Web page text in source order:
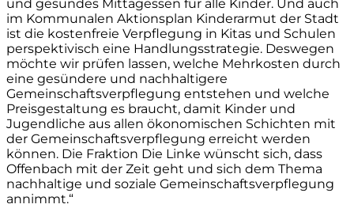
und gesundes Mittagessen für alle Kinder. Und auch
im Kommunalen Aktionsplan Kinderarmut der Stadt
ist die kostenfreie Verpflegung in Kitas und Schulen
perspektivisch eine Handlungsstrategie. Deswegen
möchte wir prüfen lassen, welche Mehrkosten durch
eine gesündere und nachhaltigere
Gemeinschaftsverpflegung entstehen und welche
Preisgestaltung es braucht, damit Kinder und
Jugendliche aus allen ökonomischen Schichten mit
der Gemeinschaftsverpflegung erreicht werden
können. Die Fraktion Die Linke wünscht sich, dass
Offenbach mit der Zeit geht und sich dem Thema
nachhaltige und soziale Gemeinschaftsverpflegung
annimmt.“